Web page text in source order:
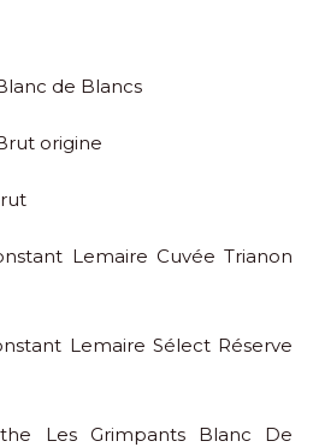
de Blancs
origine
Lemaire Cuvée Trianon
Lemaire Sélect Réserve
Les Grimpants Blanc De